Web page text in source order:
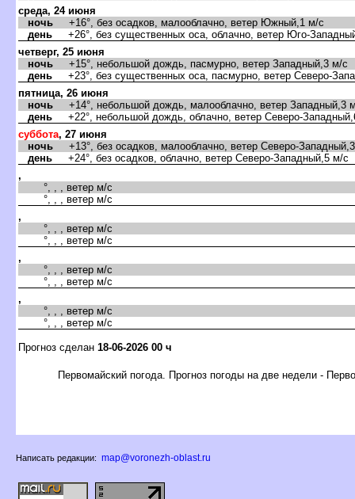
среда, 24 июня
ночь +16°, без осадков, малооблачно, ветер Южный,1 м/с
день +26°, без существенных оса, облачно, ветер Юго-
четверг, 25 июня
ночь +15°, небольшой дождь, пасмурно, ветер Западный,3 м/с
день +23°, без существенных оса, пасмурно, ветер Северо-
пятница, 26 июня
ночь +14°, небольшой дождь, малооблачно, ветер Западный,3
день +22°, небольшой дождь, облачно, ветер Северо-
суббота, 27 июня
ночь +13°, без осадков, малооблачно, ветер Северо-
день +24°, без осадков, облачно, ветер Северо-Западный,5 м/с
,
°, , , ветер м/с
°, , , ветер м/с
,
°, , , ветер м/с
°, , , ветер м/с
,
°, , , ветер м/с
°, , , ветер м/с
,
°, , , ветер м/с
°, , , ветер м/с
Прогноз сделан 18-06-2026 00 ч
Первомайский погода. Прогноз погоды на две недели -
Написать редакции: map@voronezh-oblast.ru